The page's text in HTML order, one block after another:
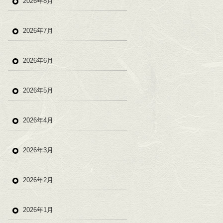
2026年7月
2026年6月
2026年5月
2026年4月
2026年3月
2026年2月
2026年1月